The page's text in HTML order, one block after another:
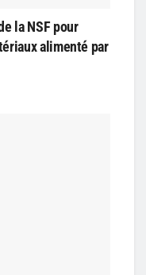
la NSF pour
alimenté par